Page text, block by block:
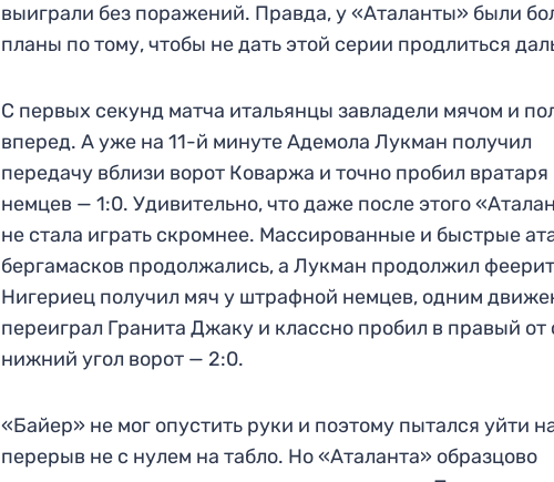
выиграли без поражений. Правда, у «Аталанты» были
планы по тому, чтобы не дать этой серии продлиться
С первых секунд матча итальянцы завладели мячом и
вперед. А уже на 11-й минуте Адемола Лукман получил
передачу вблизи ворот Коваржа и точно пробил вратаря
немцев — 1:0. Удивительно, что даже после этого
не стала играть скромнее. Массированные и быстрые
бергамасков продолжались, а Лукман продолжил
Нигериец получил мяч у штрафной немцев, одним
переиграл Гранита Джаку и классно пробил в правый от
нижний угол ворот — 2:0.
«Байер» не мог опустить руки и поэтому пытался уйти
перерыв не с нулем на табло. Но «Аталанта» образцово